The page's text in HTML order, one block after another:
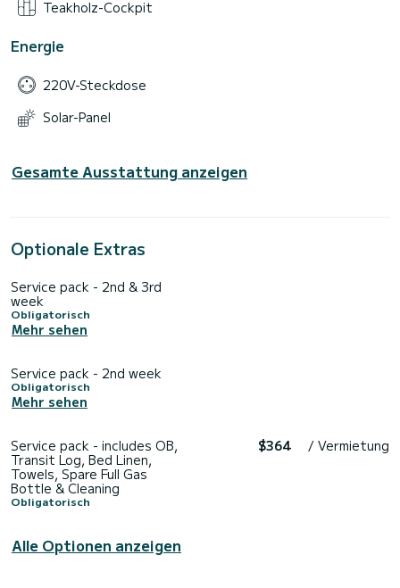
Teakholz-Cockpit
Energie
220V-Steckdose
Solar-Panel
Gesamte Ausstattung anzeigen
Optionale Extras
Service pack - 2nd & 3rd
week
Obligatorisch
Mehr sehen
Service pack - 2nd week
Obligatorisch
Mehr sehen
Service pack - includes OB,
Transit Log, Bed Linen,
Towels, Spare Full Gas
Bottle & Cleaning
Obligatorisch
$364 / Vermietung
Alle Optionen anzeigen